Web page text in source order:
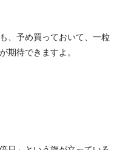
、予め買っておいて、一粒
期待できますよ。